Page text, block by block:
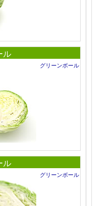
ル
グリーンボール
ル
グリーンボール